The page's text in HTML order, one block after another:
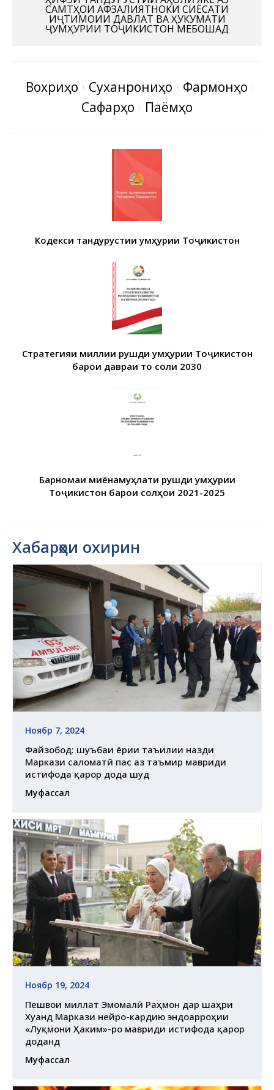
САМТҲОИ АФЗАЛИЯТНОКИ СИЁСАТИ
ИҶТИМОИИ ДАВЛАТ ВА ҲУКУМАТИ
ҶУМҲУРИИ ТОҶИКИСТОН МЕБОШАД
Вохӯриҳо Суханрониҳо
Фармонҳо
Сафарҳо
Паёмҳо
Кодекси тандурустии Ҷумҳурии Тоҷикистон
Стратегияи миллии рушди Ҷумҳурии Тоҷикистон
барои давраи то соли 2030
Барномаи миёнамуҳлати рушди Ҷумҳурии
Тоҷикистон барои солҳои 2021-2025
Хабарҳои охирин
Ноябр 7, 2024
Файзобод: шуъбаи ёрии таъҷилии назди
Маркази саломатӣ пас аз таъмир мавриди
истифода қарор дода шуд
Муфассал
Ноябр 19, 2024
Пешвои миллат Эмомалӣ Раҳмон дар шаҳри
Хуҷанд Маркази нейро-кардию эндоҷарроҳии
«Луқмони Ҳаким»-ро мавриди истифода қарор
доданд
Муфассал